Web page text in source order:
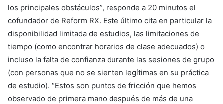
los principales obstáculos”, responde a 20 minutos el
cofundador de Reform RX. Este último cita en particular la
disponibilidad limitada de estudios, las limitaciones de
tiempo (como encontrar horarios de clase adecuados) o
incluso la falta de confianza durante las sesiones de grupo
(con personas que no se sienten legítimas en su práctica
de estudio). “Estos son puntos de fricción que hemos
observado de primera mano después de más de una